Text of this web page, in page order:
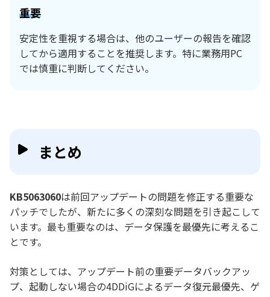
重要
安定性を重視する場合は、他のユーザーの報告を確認
してから適用することを推奨します。特に業務用PC
では慎重に判断してください。
まとめ
KB5063060は前回アップデートの問題を修正する重要な
パッチでしたが、新たに多くの深刻な問題を引き起こして
います。最も重要なのは、データ保護を最優先に考えるこ
とです。
対策としては、アップデート前の重要データバックアッ
プ、起動しない場合の4DDiGによるデータ復元最優先、ゲ